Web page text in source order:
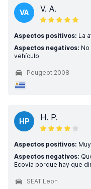
VA V. A.
Aspectos positivos: La
Aspectos negativos:
vehículo
Peugeot 2008
HP H. P.
Aspectos positivos:
Aspectos negativos:
Ecovía porque hay que
SEAT Leon